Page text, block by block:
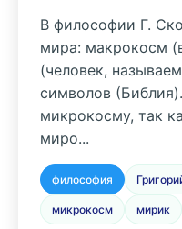
В философии Г.
мира: макрокосм
(человек,
символов
микрокосму, так
миро...
философия
микрокосм мирик